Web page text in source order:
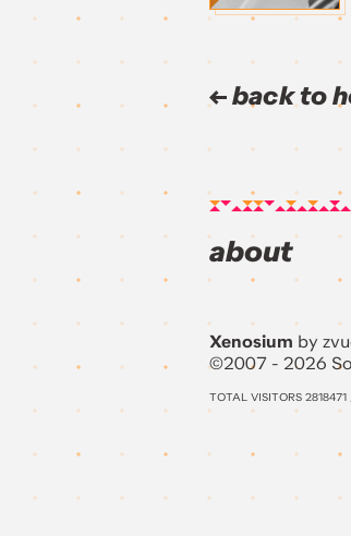
back to
about
Xenosium by
©2007 - 2026
TOTAL VISITORS 2818471